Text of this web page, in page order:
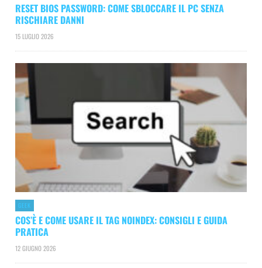
RESET BIOS PASSWORD: COME SBLOCCARE IL PC SENZA
RISCHIARE DANNI
15 LUGLIO 2026
GEEK
COS’È E COME USARE IL TAG NOINDEX: CONSIGLI E GUIDA
PRATICA
12 GIUGNO 2026